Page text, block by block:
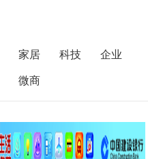
家居 科技
企业
微商